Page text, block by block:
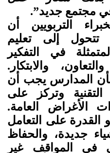
مجتمع جديد”.
التربويين أن
إلى تعليم
في التفكير
والابتكار.
بأن المدارس يجب أن
وتركز على
الأغراض العامة.
القدرة على التعامل
جديدة، والحفاظ
في المواقف غير